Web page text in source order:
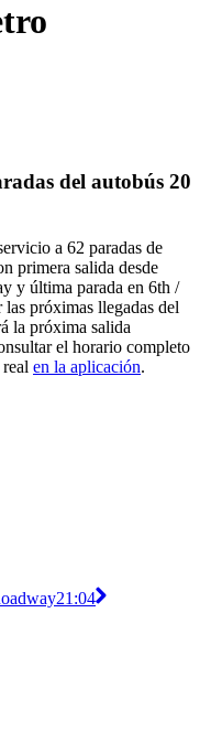
del autobús 20
a 62 paradas de
primera salida desde
y última parada en 6th /
próximas llegadas del
la próxima salida
el horario completo
en la aplicación.
21:04